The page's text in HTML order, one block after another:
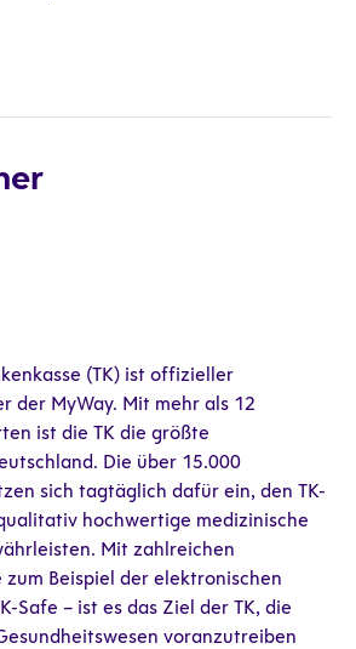
(TK) ist offizieller
der MyWay. Mit mehr als 12
ist die TK die größte
Die über 15.000
sich tagtäglich dafür ein, den TK-
hochwertige medizinische
Mit zahlreichen
Beispiel der elektronischen
Safe – ist es das Ziel der TK, die
voranzutreiben